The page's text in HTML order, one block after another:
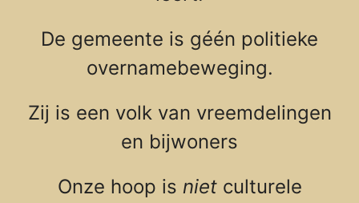
De gemeente is géén politieke
overnamebeweging.
Zij is een volk van vreemdelingen
en bijwoners
Onze hoop is nietculturele